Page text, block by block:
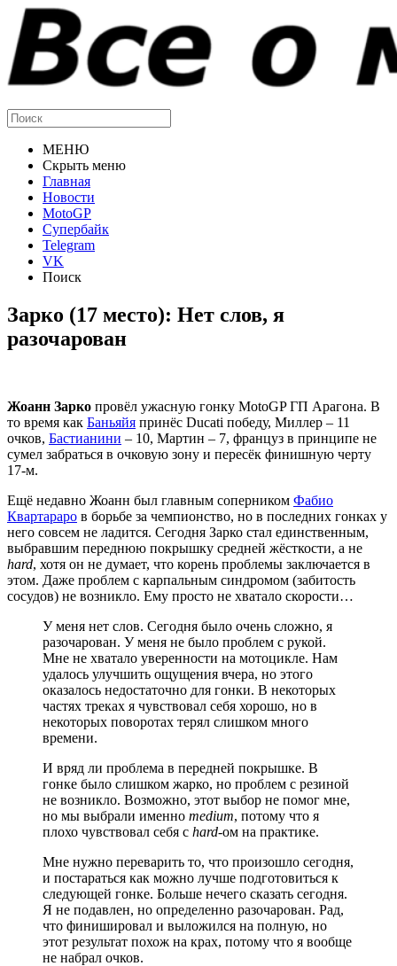
МЕНЮ
Скрыть меню
Главная
Новости
MotoGP
Супербайк
Telegram
VK
Поиск
Зарко (17 место): Нет слов, я
разочарован
Жоанн Зарко провёл ужасную гонку MotoGP ГП Арагона. В
то время как Баньяйя принёс Ducati победу, Миллер – 11
очков, Бастианини – 10, Мартин – 7, француз в принципе не
сумел забраться в очковую зону и пересёк финишную черту
17-м.
Ещё недавно Жоанн был главным соперником Фабио
Квартараро в борьбе за чемпионство, но в последних гонках у
него совсем не ладится. Сегодня Зарко стал единственным,
выбравшим переднюю покрышку средней жёсткости, а не
hard, хотя он не думает, что корень проблемы заключается в
этом. Даже проблем с карпальным синдромом (забитость
сосудов) не возникло. Ему просто не хватало скорости…
У меня нет слов. Сегодня было очень сложно, я
разочарован. У меня не было проблем с рукой.
Мне не хватало уверенности на мотоцикле. Нам
удалось улучшить ощущения вчера, но этого
оказалось недостаточно для гонки. В некоторых
частях треках я чувствовал себя хорошо, но в
некоторых поворотах терял слишком много
времени.
И вряд ли проблема в передней покрышке. В
гонке было слишком жарко, но проблем с резиной
не возникло. Возможно, этот выбор не помог мне,
но мы выбрали именно medium, потому что я
плохо чувствовал себя с hard-ом на практике.
Мне нужно переварить то, что произошло сегодня,
и постараться как можно лучше подготовиться к
следующей гонке. Больше нечего сказать сегодня.
Я не подавлен, но определенно разочарован. Рад,
что финишировал и выложился на полную, но
этот результат похож на крах, потому что я вообще
не набрал очков.